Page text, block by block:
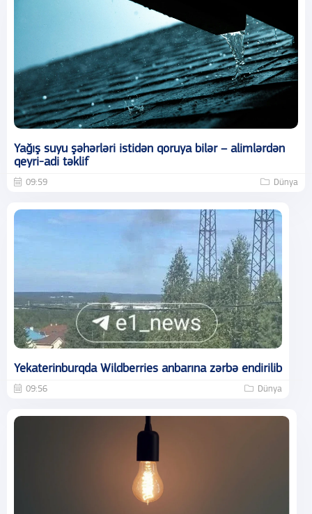
Yağış suyu şəhərləri istidən qoruya bilər – alimlərdən
qeyri-adi təklif
09:59 Dünya
Yekaterinburqda Wildberries anbarına zərbə endirilib
09:56 Dünya